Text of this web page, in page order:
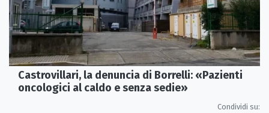
Castrovillari, la denuncia di Borrelli: «Pazienti
oncologici al caldo e senza sedie»
Condividi su: